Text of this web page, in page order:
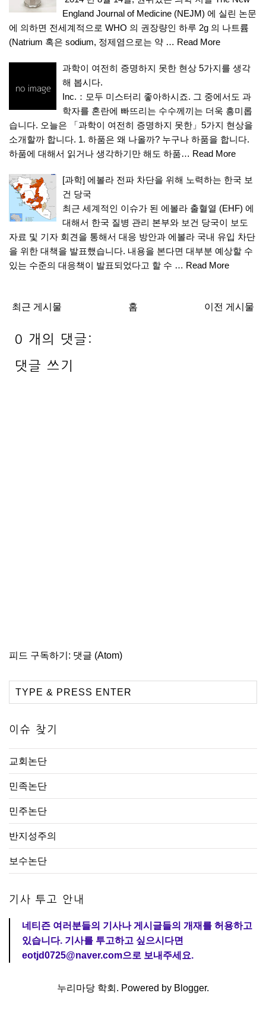
England Journal of Medicine (NEJM) 에 실린 논문
에 의하면 전세계적으로 WHO 의 권장량인 하루 2g 의 나트륨
(Natrium 혹은 sodium, 정제염으로는 약 … Read More
과학이 여전히 증명하지 못한 현상 5가지를 생각
해 봅시다.
Inc.：모두 미스터리 좋아하시죠. 그 중에서도 과
학자를 혼란에 빠뜨리는 수수께끼는 더욱 흥미롭
습니다. 오늘은 「과학이 여전히 증명하지 못한」5가지 현상을
소개할까 합니다. 1. 하품은 왜 나올까? 누구나 하품을 합니다.
하품에 대해서 읽거나 생각하기만 해도 하품… Read More
[과학] 에볼라 전파 차단을 위해 노력하는 한국 보
건 당국
최근 세계적인 이슈가 된 에볼라 출혈열 (EHF) 에
대해서 한국 질병 관리 본부와 보건 당국이 보도
자료 및 기자 회견을 통해서 대응 방안과 에볼라 국내 유입 차단
을 위한 대책을 발표했습니다. 내용을 본다면 대부분 예상할 수
있는 수준의 대응책이 발표되었다고 할 수 … Read More
최근 게시물 이전 게시물
홈
0 개의 댓글:
댓글 쓰기
피드 구독하기: 댓글 (Atom)
이슈 찾기
교회논단
민족논단
민주논단
반지성주의
보수논단
기사 투고 안내
네티즌 여러분들의 기사나 게시글들의 개재를 허용하고
있습니다. 기사를 투고하고 싶으시다면
eotjd0725@naver.com으로 보내주세요.
누리마당 학회. Powered by Blogger.